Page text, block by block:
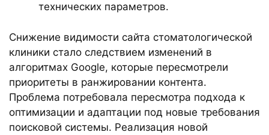
технических параметров.
Снижение видимости сайта стоматологической
клиники стало следствием изменений в
алгоритмах Google, которые пересмотрели
приоритеты в ранжировании контента.
Проблема потребовала пересмотра подхода к
оптимизации и адаптации под новые требования
поисковой системы. Реализация новой